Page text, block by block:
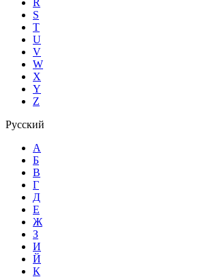
R
S
T
U
V
W
X
Y
Z
Русский
А
Б
В
Г
Д
Е
Ж
З
И
Й
К